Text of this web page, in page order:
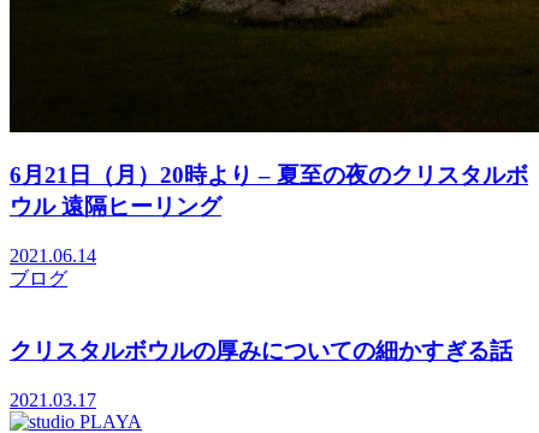
6月21日（月）20時より – 夏至の夜のクリスタルボ
ウル 遠隔ヒーリング
2021.06.14
ブログ
クリスタルボウルの厚みについての細かすぎる話
2021.03.17